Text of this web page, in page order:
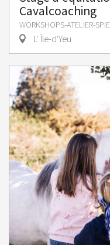
Cavalcoaching
WORKSHOPS-ATELIER-
L' Île-d'Yeu